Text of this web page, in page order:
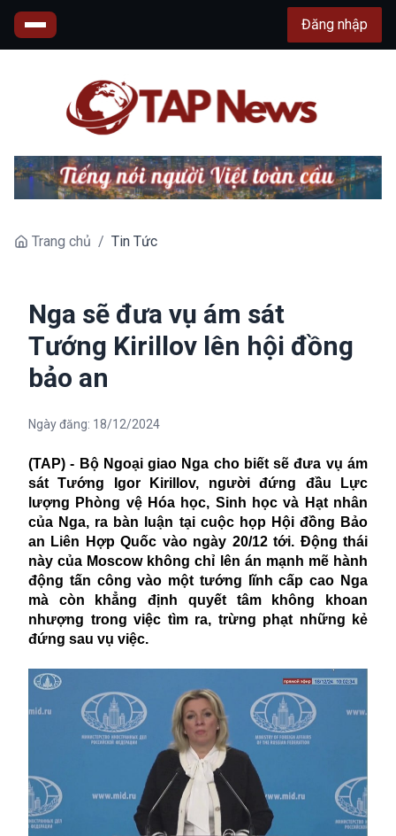
Đăng nhập
Trang chủ / Tin Tức
Nga sẽ đưa vụ ám sát
Tướng Kirillov lên hội đồng
bảo an
Ngày đăng: 18/12/2024
(TAP) - Bộ Ngoại giao Nga cho biết sẽ đưa vụ ám
sát Tướng Igor Kirillov, người đứng đầu Lực
lượng Phòng vệ Hóa học, Sinh học và Hạt nhân
của Nga, ra bàn luận tại cuộc họp Hội đồng Bảo
an Liên Hợp Quốc vào ngày 20/12 tới. Động thái
này của Moscow không chỉ lên án mạnh mẽ hành
động tấn công vào một tướng lĩnh cấp cao Nga
mà còn khẳng định quyết tâm không khoan
nhượng trong việc tìm ra, trừng phạt những kẻ
đứng sau vụ việc.